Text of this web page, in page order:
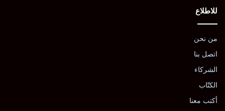
للاطلاع
من نحن
اتصل بنا
الشركاء
الكتّاب
أكتب معنا